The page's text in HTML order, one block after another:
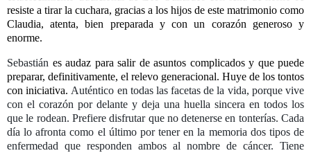
resiste a tirar la cuchara, gracias a los hijos de este matrimonio como
Claudia, atenta, bien preparada y con un corazón generoso y
enorme.
Sebastián es audaz para salir de asuntos complicados y que puede
preparar, definitivamente, el relevo generacional. Huye de los tontos
con iniciativa. Auténtico en todas las facetas de la vida, porque vive
con el corazón por delante y deja una huella sincera en todos los
que le rodean. Prefiere disfrutar que no detenerse en tonterías. Cada
día lo afronta como el último por tener en la memoria dos tipos de
enfermedad que responden ambos al nombre de cáncer. Tiene